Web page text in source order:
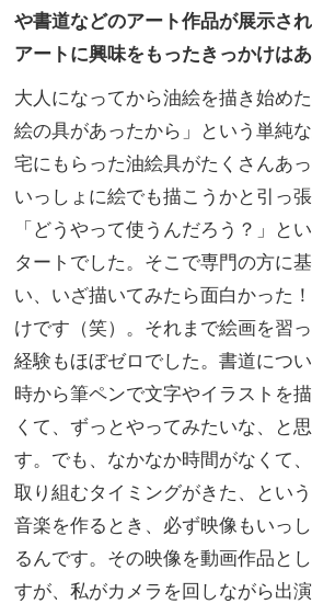
や書道などのアート作品が展示さ
アートに興味をもったきっかけは
大人になってから油絵を描き始め
絵の具があったから」という単純
宅にもらった油絵具がたくさんあ
いっしょに絵でも描こうかと引っ張
「どうやって使うんだろう？」と
タートでした。そこで専門の方に
い、いざ描いてみたら面白かった
けです（笑）。それまで絵画を習
経験もほぼゼロでした。書道につ
時から筆ペンで文字やイラストを
くて、ずっとやってみたいな、と
す。でも、なかなか時間がなくて
取り組むタイミングがきた、とい
音楽を作るとき、必ず映像もいっ
るんです。その映像を動画作品と
すが、私がカメラを回しながら出